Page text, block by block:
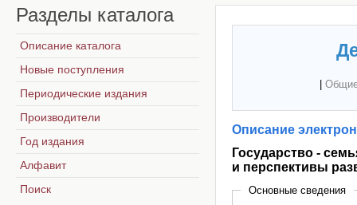
Описание
Государство -
и перспективы
Основные сведения
Разделы каталога
Описание каталога
Новые поступления
Периодические издания
Производители
Год издания
Алфавит
Поиск